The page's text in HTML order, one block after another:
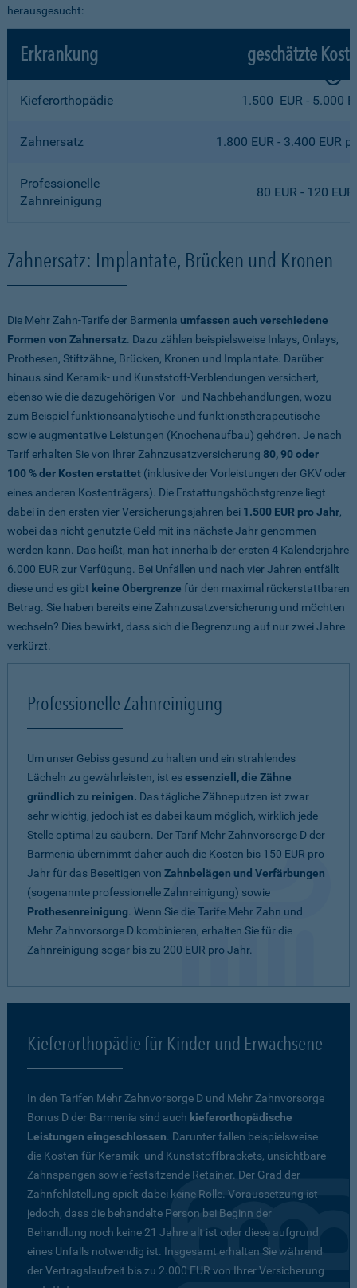
herausgesucht:
Erkrankung geschätzte
Kieferorthopädie 1.500 EUR - 5.000
Zahnersatz 1.800 EUR - 3.400 EUR
Professionelle
Zahnreinigung
80 EUR - 120 EUR
Zahnersatz: Implantate, Brücken und Kronen
Die Mehr Zahn-Tarife der Barmenia umfassen auch verschiedene
Formen von Zahnersatz. Dazu zählen beispielsweise Inlays, Onlays,
Prothesen, Stiftzähne, Brücken, Kronen und Implantate. Darüber
hinaus sind Keramik- und Kunststoff-Verblendungen versichert,
ebenso wie die dazugehörigen Vor- und Nachbehandlungen, wozu
zum Beispiel funktionsanalytische und funktionstherapeutische
sowie augmentative Leistungen (Knochenaufbau) gehören. Je nach
Tarif erhalten Sie von Ihrer Zahnzusatzversicherung 80, 90 oder
100 % der Kosten erstattet (inklusive der Vorleistungen der GKV oder
eines anderen Kostenträgers). Die Erstattungshöchstgrenze liegt
dabei in den ersten vier Versicherungsjahren bei 1.500 EUR pro Jahr,
wobei das nicht genutzte Geld mit ins nächste Jahr genommen
werden kann. Das heißt, man hat innerhalb der ersten 4 Kalenderjahre
6.000 EUR zur Verfügung. Bei Unfällen und nach vier Jahren entfällt
diese und es gibt keine Obergrenze für den maximal rückerstattbaren
Betrag. Sie haben bereits eine Zahnzusatzversicherung und möchten
wechseln? Dies bewirkt, dass sich die Begrenzung auf nur zwei Jahre
verkürzt.
Professionelle Zahnreinigung
Um unser Gebiss gesund zu halten und ein strahlendes
Lächeln zu gewährleisten, ist esessenziell, die Zähne
gründlich zu reinigen. Das tägliche Zähneputzen ist zwar
sehr wichtig, jedoch ist es dabei kaum möglich, wirklich jede
Stelle optimal zu säubern. Der Tarif Mehr Zahnvorsorge D der
Barmenia übernimmt daher auch die Kosten bis 150 EUR pro
Jahr für das Beseitigen von Zahnbelägen und Verfärbungen
(sogenannte professionelle Zahnreinigung) sowie
Prothesenreinigung. Wenn Sie die Tarife Mehr Zahn und
Mehr Zahnvorsorge D kombinieren, erhalten Sie für die
Zahnreinigung sogar bis zu 200 EUR pro Jahr.
Kieferorthopädie für Kinder und Erwachsene
In den Tarifen Mehr Zahnvorsorge D und Mehr Zahnvorsorge
Bonus D der Barmenia sind auch kieferorthopädische
Leistungen eingeschlossen. Darunter fallen beispielsweise
die Kosten für Keramik- und Kunststoffbrackets, unsichtbare
Zahnspangen sowie festsitzende Retainer. Der Grad der
Zahnfehlstellung spielt dabei keine Rolle. Voraussetzung ist
jedoch, dass die behandelte Person bei Beginn der
Behandlung noch keine 21 Jahre alt ist oder diese aufgrund
eines Unfalls notwendig ist. Insgesamt erhalten Sie während
der Vertragslaufzeit bis zu 2.000 EUR von Ihrer Versicherung